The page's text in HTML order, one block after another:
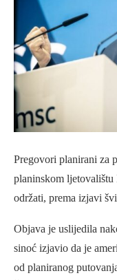
Pregovori planirani za
planinskom ljetovalištu
održati, prema izjavi
Objava je uslijedila
sinoć izjavio da je
od planiranog